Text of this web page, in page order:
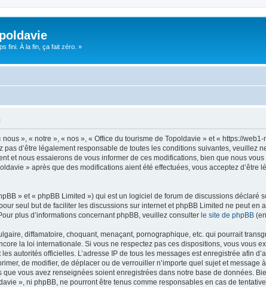
fini. À la fin, ça fait zéro. »
», « notre », « nos », « Office du tourisme de Topoldavie » et « https://
d’être légalement responsable de toutes les conditions suivantes, veuillez
et nous essaierons de vous informer de ces modifications, bien que nous
» après que des modifications aient été effectuées, vous acceptez
» et « phpBB Limited ») qui est un logiciel de forum de discussions déclaré
seul but de faciliter les discussions sur internet et phpBB Limited ne peut en
plus d’informations concernant phpBB, veuillez consulter le site de phpBB
diffamatoire, choquant, menaçant, pornographique, etc. qui pourrait
la loi internationale. Si vous ne respectez pas ces dispositions, vous vous
autorités officielles. L’adresse IP de tous les messages est enregistrée afin
de modifier, de déplacer ou de verrouiller n’importe quel sujet et message
vous avez renseignées soient enregistrées dans notre base de données.
», ni phpBB, ne pourront être tenus comme responsables en cas de